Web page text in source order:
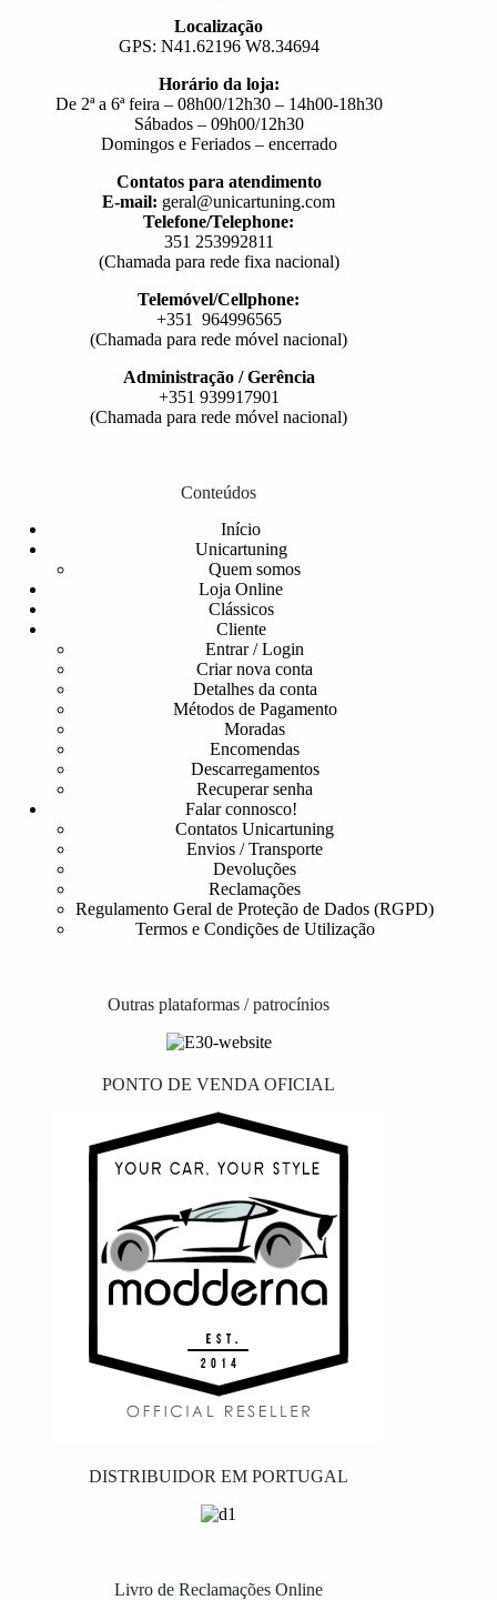
Localização
GPS: N41.62196 W8.34694
Horário da loja:
De 2ª a 6ª feira – 08h00/12h30 – 14h00-18h30
Sábados – 09h00/12h30
Domingos e Feriados – encerrado
Contatos para atendimento
E-mail: geral@unicartuning.com
Telefone/Telephone:
351 253992811
(Chamada para rede fixa nacional)
Telemóvel/Cellphone:
+351 964996565
(Chamada para rede móvel nacional)
Administração / Gerência
+351 939917901
(Chamada para rede móvel nacional)
Conteúdos
Início
Unicartuning
Quem somos
Loja Online
Clássicos
Cliente
Entrar / Login
Criar nova conta
Detalhes da conta
Métodos de Pagamento
Moradas
Encomendas
Descarregamentos
Recuperar senha
Falar connosco!
Contatos Unicartuning
Envios / Transporte
Devoluções
Reclamações
Regulamento Geral de Proteção de Dados (RGPD)
Termos e Condições de Utilização
Outras plataformas / patrocínios
PONTO DE VENDA OFICIAL
DISTRIBUIDOR EM PORTUGAL
Livro de Reclamações Online